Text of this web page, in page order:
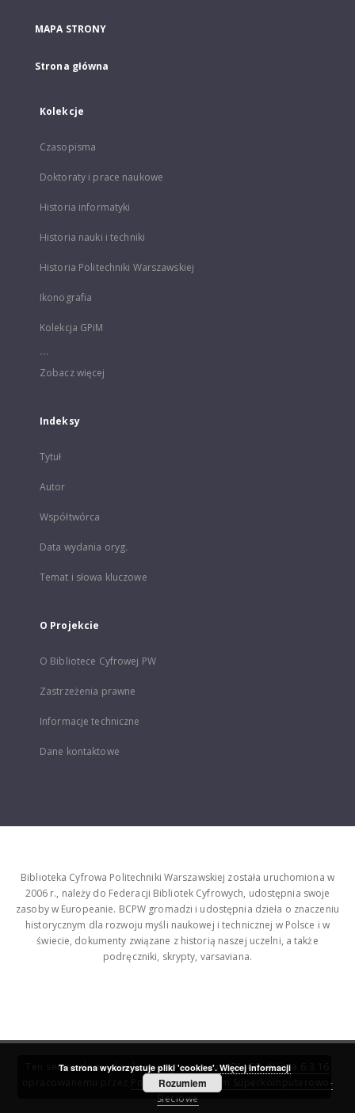
MAPA STRONY
Strona główna
Kolekcje
Czasopisma
Doktoraty i prace naukowe
Historia informatyki
Historia nauki i techniki
Historia Politechniki Warszawskiej
Ikonografia
Kolekcja GPiM
...
Zobacz więcej
Indeksy
Tytuł
Autor
Współtwórca
Data wydania oryg.
Temat i słowa kluczowe
O Projekcie
O Bibliotece Cyfrowej PW
Zastrzeżenia prawne
Informacje techniczne
Dane kontaktowe
Biblioteka Cyfrowa Politechniki Warszawskiej została uruchomiona w
2006 r., należy do Federacji Bibliotek Cyfrowych, udostępnia swoje
zasoby w Europeanie. BCPW gromadzi i udostępnia dzieła o znaczeniu
historycznym dla rozwoju myśli naukowej i technicznej w Polsce i w
świecie, dokumenty związane z historią naszej uczelni, a także
podręczniki, skrypty, varsaviana.
Ten serwis działa dzięki oprogramowaniuDInGO dLibra 6.3.16
Poznańskie Centrum Superkomputerowo-
Sieciowe
Ta strona wykorzystuje pliki 'cookies'. Więcej informacji
Rozumiem